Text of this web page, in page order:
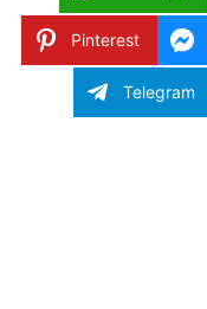
Pinterest
Telegram